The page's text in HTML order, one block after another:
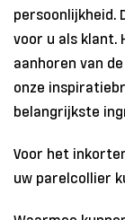
persoonlijkheid.
voor u als klant.
aanhoren van
onze
belangrijkste
Voor het
uw parelcollier